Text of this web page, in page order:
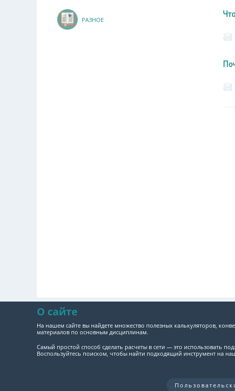
РАЗНОЕ
О сайте
На нашем сайте вы найдете множество полезных калькуляторов,
материалов по основным дисциплинам.
Самый простой способ сделать расчеты в сети — это использовать
Воспользуйтесь поиском, чтобы найти подходящий инструмент на